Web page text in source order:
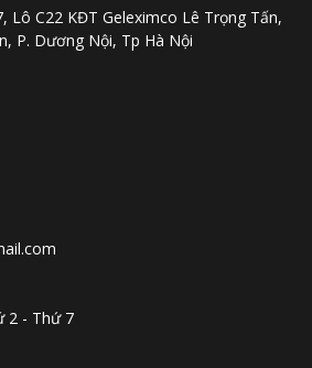
Lô C22 KĐT Geleximco Lê Trọng Tấn,
P. Dương Nội, Tp Hà Nội
2 - Thứ 7